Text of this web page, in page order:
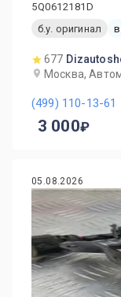
5Q0612181D
б.у. оригинал
677
Москва,
(499) 110-13-61
3 000
05.08.2026